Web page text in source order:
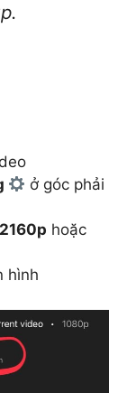
ở góc phải
2160p hoặc
hình